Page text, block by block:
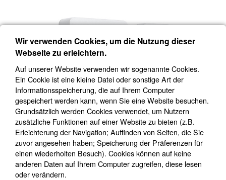
Wir verwenden Cookies, um die Nutzung dieser
Webseite zu erleichtern.
Auf unserer Website verwenden wir sogenannte Cookies.
Ein Cookie ist eine kleine Datei oder sonstige Art der
Informationsspeicherung, die auf Ihrem Computer
gespeichert werden kann, wenn Sie eine Website besuchen.
Grundsätzlich werden Cookies verwendet, um Nutzern
zusätzliche Funktionen auf einer Website zu bieten (z.B.
Erleichterung der Navigation; Auffinden von Seiten, die Sie
zuvor angesehen haben; Speicherung der Präferenzen für
einen wiederholten Besuch). Cookies können auf keine
anderen Daten auf Ihrem Computer zugreifen, diese lesen
oder verändern.